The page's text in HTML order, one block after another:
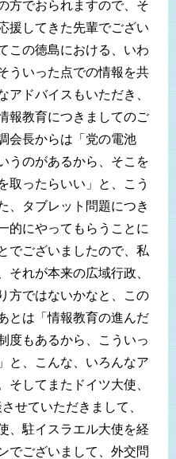
方でおられますので、そ
援してきた先輩でござい
この徳島における、いわ
ういった点での情報を共
アドバイスもいただき、
報教育につきましてのご
会長からは「党の電池
うのがあるから、そこを
取ったらいい」と、こう
、タブレット問題につき
的にやってもらうことに
でございましたので、私
それが本来の広域行政、
方ではないかなと、この
とは「情報教育の進んだ
度もあるから、こういっ
と、こんな、いろんなア
そしてまたドイツ大使、
せていただきまして、
、駐イスラエル大使を経
でございまして、外交問